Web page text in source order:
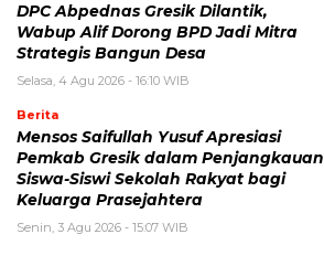
DPC Abpednas Gresik Dilantik,
Wabup Alif Dorong BPD Jadi Mitra
Strategis Bangun Desa
Selasa, 4 Agu 2026 - 16:10 WIB
Berita
Mensos Saifullah Yusuf Apresiasi
Pemkab Gresik dalam Penjangkauan
Siswa-Siswi Sekolah Rakyat bagi
Keluarga Prasejahtera
Senin, 3 Agu 2026 - 15:07 WIB